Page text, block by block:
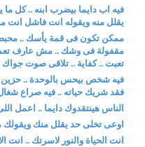
فيه اب دايما بيضرب ابنه .. كل
يقلل منه ويقوله انت فاشل انت
ممكن تكون فى قمة يأسك ..
مقفولة فى وشك .. مش عارف
تعبت .. كفاية .. تلاقى صوت جواك
فيه شخص بيحس بالوحدة ..
فقد شريك حياته .. فيه صراع
الناس هينتقدوك دايما .. اعمل
اوعى تخلى حد يقلل منك ويقولك
انت الحياة والنور لاسرتك .. انت